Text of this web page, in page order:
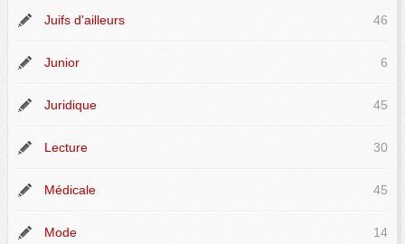
Juifs d'ailleurs 46
Junior 6
Juridique 45
Lecture 30
Médicale 45
Mode 14